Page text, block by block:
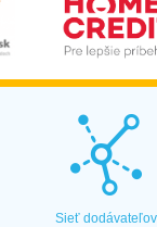
Sieť dodávateľov